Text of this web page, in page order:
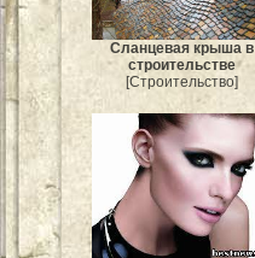
Сланцевая крыша в
строительстве
[Строительство]